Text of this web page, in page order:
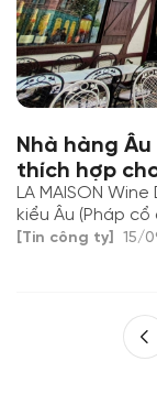
Nhà hàng
thích hợp
LA MAISON
kiểu Âu (Pháp
TPHCM. Với
[Tin công ty] 15/